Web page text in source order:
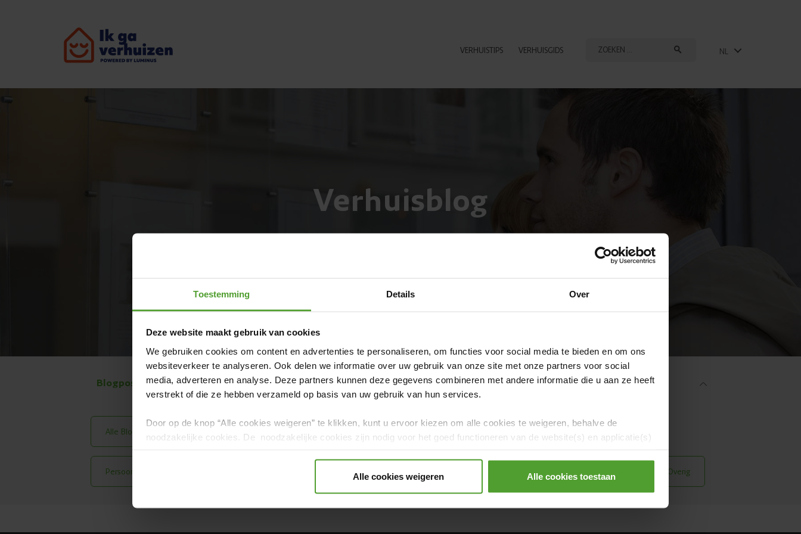
Toestemming Details Over
Deze website maakt gebruik van cookies
We gebruiken cookies om content en advertenties te personaliseren, om functies voor social media te bieden en om ons
websiteverkeer te analyseren. Ook delen we informatie over uw gebruik van onze site met onze partners voor social
media, adverteren en analyse. Deze partners kunnen deze gegevens combineren met andere informatie die u aan ze heeft
verstrekt of die ze hebben verzameld op basis van uw gebruik van hun services.
Door op de knop “Alle cookies weigeren” te klikken, kunt u ervoor kiezen om alle cookies te weigeren, behalve de
noodzakelijke cookies. De noodzakelijke cookies zijn nodig voor het goed functioneren van de website(s) en applicatie(s)
Alle cookies weigeren Alle cookies toestaan
VERHUISTIPS VERHUISGIDS NL
Verhuisblog
Blogposts per onderwerp:
Alle Blog Posts Meest Gelezen Praktisch Wooninspiratie Grappig Verhuisnieuws Evenementen
Persoonlijke Verhalen Goedkoop Verhuizen Huisdieren Samenwonen Overig